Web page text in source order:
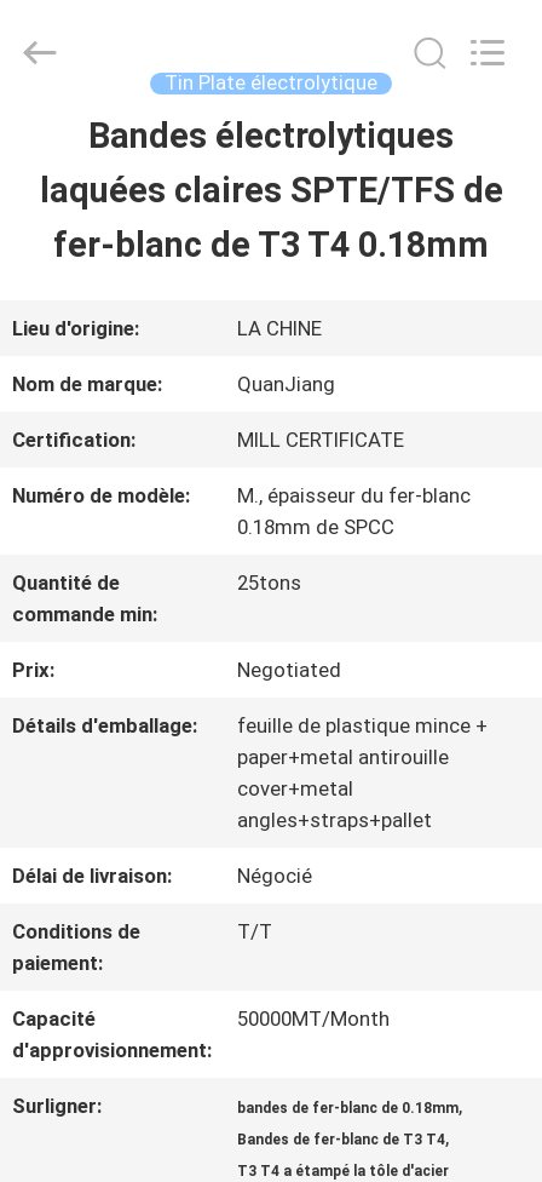
MAISON
PRODUITS
VIDÉOS
DE
NOUS
VISITE
D'USINE
DE
QUALITÉ
CONTACTEZ-
NOUS
QUANYE
METAL
Reserved.
Tin Plate électrolytique
Bandes électrolytiques
laquées claires SPTE/TFS de
fer-blanc de T3 T4 0.18mm
Lieu d'origine: LA CHINE
Nom de marque: QuanJiang
Certification: MILL CERTIFICATE
Numéro de modèle:
M., épaisseur du fer-blanc
0.18mm de SPCC
Quantité de
commande min:
25tons
Prix: Negotiated
Détails d'emballage:
feuille de plastique mince +
paper+metal antirouille
cover+metal
angles+straps+pallet
Délai de livraison: Négocié
Conditions de
paiement:
T/T
Capacité
d'approvisionnement:
50000MT/Month
Surligner: bandes de fer-blanc de 0.18mm,
Bandes de fer-blanc de T3 T4,
T3 T4 a étampé la tôle d'acier